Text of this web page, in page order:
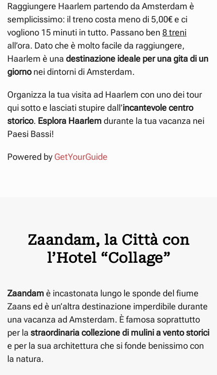
Raggiungere Haarlem partendo da Amsterdam è
semplicissimo: il treno costa meno di 5,00€ e ci
vogliono 15 minuti in tutto. Passano ben 8 treni
all’ora. Dato che è molto facile da raggiungere,
Haarlem è una destinazione ideale per una gita di un
giornonei dintorni di Amsterdam.
Organizza la tua visita ad Haarlem con uno dei tour
qui sotto e lasciati stupire dall’incantevole centro
storico. Esplora Haarlem durante la tua vacanza nei
Paesi Bassi!
Powered by GetYourGuide
Zaandam, la Città con
l’Hotel “Collage”
Zaandam è incastonata lungo le sponde del fiume
Zaans ed è un’altra destinazione imperdibile durante
una vacanza ad Amsterdam. È famosa soprattutto
per la straordinaria collezione di mulini a vento storici
e per la sua architettura che si fonde benissimo con
la natura.